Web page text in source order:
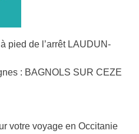
pied de l’arrêt LAUDUN-
: BAGNOLS SUR CEZE
votre voyage en Occitanie